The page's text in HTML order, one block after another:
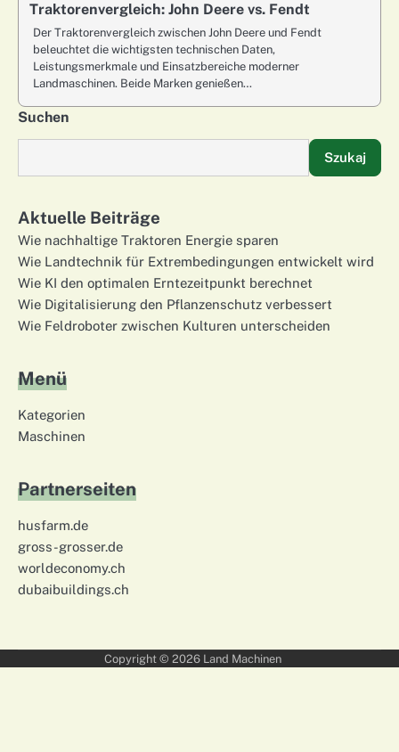
Traktorenvergleich: John Deere vs. Fendt
Der Traktorenvergleich zwischen John Deere und Fendt
beleuchtet die wichtigsten technischen Daten,
Leistungsmerkmale und Einsatzbereiche moderner
Landmaschinen. Beide Marken genießen…
Suchen
Szukaj
Aktuelle Beiträge
Wie nachhaltige Traktoren Energie sparen
Wie Landtechnik für Extrembedingungen entwickelt wird
Wie KI den optimalen Erntezeitpunkt berechnet
Wie Digitalisierung den Pflanzenschutz verbessert
Wie Feldroboter zwischen Kulturen unterscheiden
Menü
Kategorien
Maschinen
Partnerseiten
husfarm.de
gross-grosser.de
worldeconomy.ch
dubaibuildings.ch
Copyright © 2026 Land Machinen